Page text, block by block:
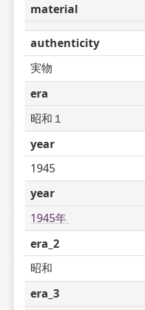
material
authenticity
実物
era
昭和１
year
1945
year
1945年
era_2
昭和
era_3